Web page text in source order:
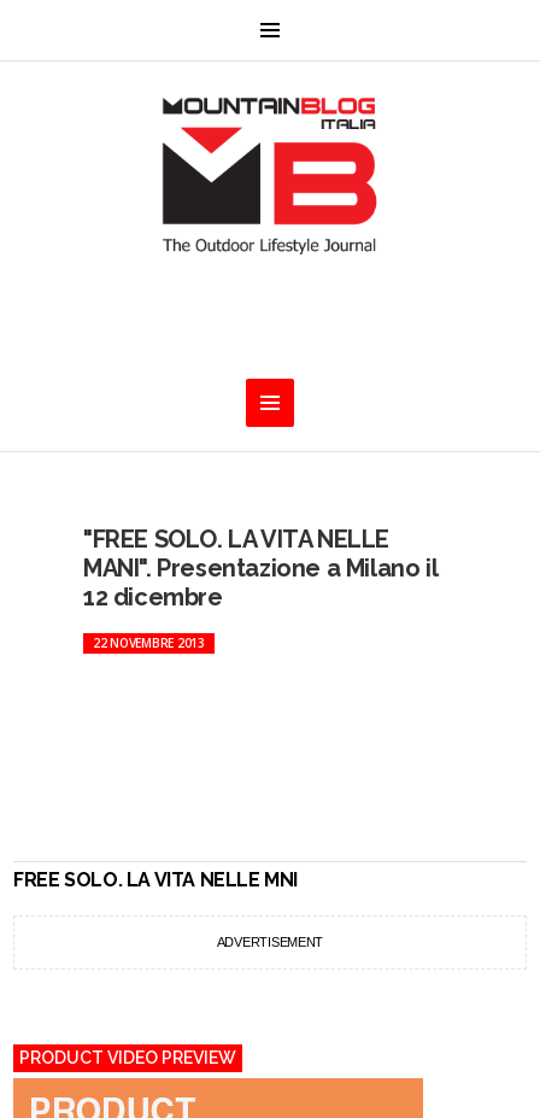
"FREE SOLO. LA VITA NELLE
MANI". Presentazione a Milano il
12 dicembre
22 NOVEMBRE 2013
FREE SOLO. LA VITA NELLE MNI
ADVERTISEMENT
PRODUCT VIDEO PREVIEW